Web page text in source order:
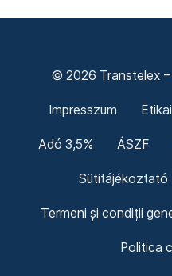
© 2026 Transtelex –
Impresszum
Adó 3,5% ÁSZF
Sütitájékoztató
Termeni și condiții
Politica